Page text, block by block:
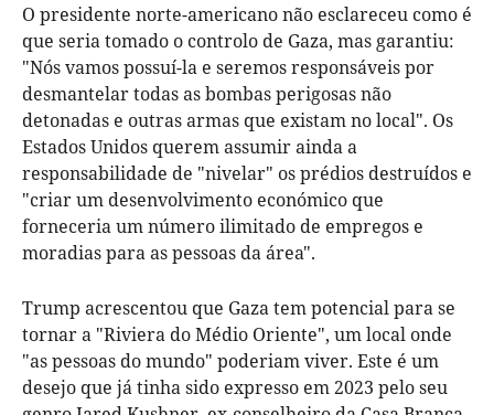
O presidente norte-americano não esclareceu como é
que seria tomado o controlo de Gaza, mas garantiu:
"Nós vamos possuí-la e seremos responsáveis por
desmantelar todas as bombas perigosas não
detonadas e outras armas que existam no local". Os
Estados Unidos querem assumir ainda a
responsabilidade de "nivelar" os prédios destruídos e
"criar um desenvolvimento económico que
forneceria um número ilimitado de empregos e
moradias para as pessoas da área".
Trump acrescentou que Gaza tem potencial para se
tornar a "Riviera do Médio Oriente", um local onde
"as pessoas do mundo" poderiam viver. Este é um
desejo que já tinha sido expresso em 2023 pelo seu